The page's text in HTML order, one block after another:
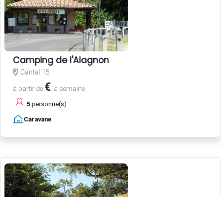
Camping de l'Alagnon
Cantal 15
à partir de € la semaine
5 personne(s)
Caravane